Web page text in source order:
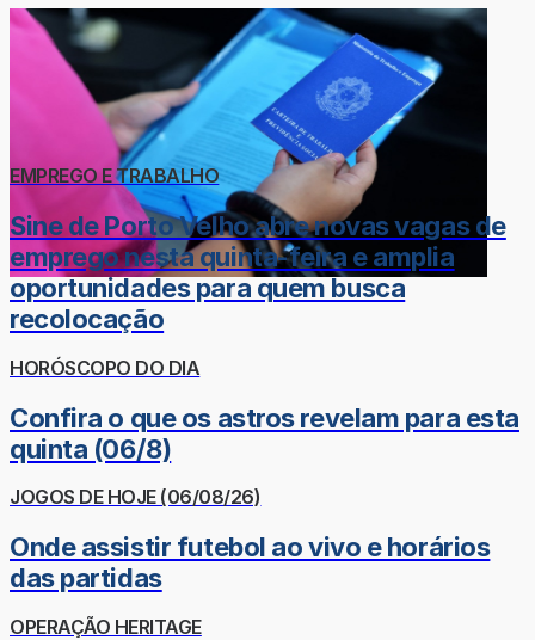
EMPREGO E TRABALHO
Sine de Porto Velho abre novas vagas de
emprego nesta quinta-feira e amplia
oportunidades para quem busca
recolocação
HORÓSCOPO DO DIA
Confira o que os astros revelam para esta
quinta (06/8)
JOGOS DE HOJE (06/08/26)
Onde assistir futebol ao vivo e horários
das partidas
OPERAÇÃO HERITAGE